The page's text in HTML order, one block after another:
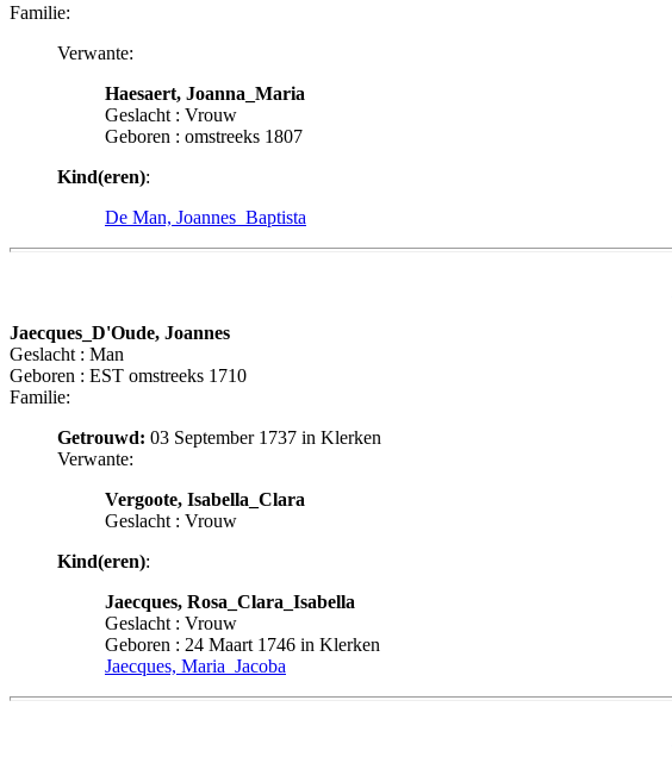
Familie:
Verwante:
Haesaert, Joanna_Maria
Geslacht : Vrouw
Geboren : omstreeks 1807
Kind(eren):
De Man, Joannes_Baptista
Jaecques_D'Oude, Joannes
Geslacht : Man
Geboren : EST omstreeks 1710
Familie:
Getrouwd: 03 September 1737 in Klerken
Verwante:
Vergoote, Isabella_Clara
Geslacht : Vrouw
Kind(eren):
Jaecques, Rosa_Clara_Isabella
Geslacht : Vrouw
Geboren : 24 Maart 1746 in Klerken
Jaecques, Maria_Jacoba